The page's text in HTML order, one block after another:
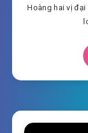
Hoàng hai vị